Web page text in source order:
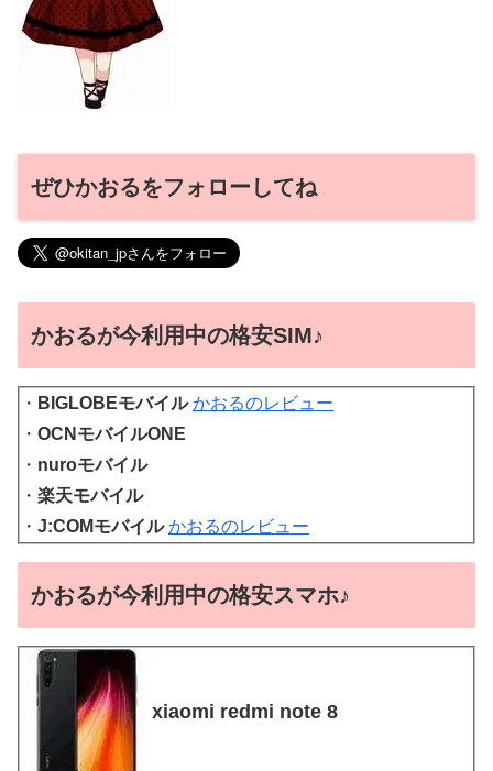
ぜひかおるをフォローしてね
かおるが今利用中の格安SIM♪
・ BIGLOBEモバイル かおるのレビュー
・ OCNモバイルONE
・ nuroモバイル
・ 楽天モバイル
・ J:COMモバイル かおるのレビュー
かおるが今利用中の格安スマホ♪
xiaomi redmi note 8